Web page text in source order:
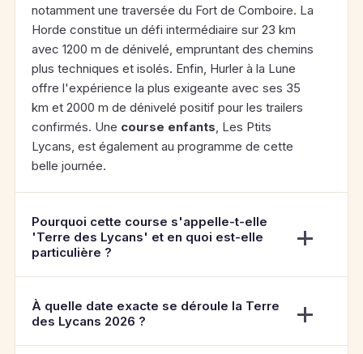
notamment une traversée du Fort de Comboire. La
Horde constitue un défi intermédiaire sur 23 km
avec 1200 m de dénivelé, empruntant des chemins
plus techniques et isolés. Enfin, Hurler à la Lune
offre l'expérience la plus exigeante avec ses 35
km et 2000 m de dénivelé positif pour les trailers
confirmés. Une course enfants, Les Ptits
Lycans, est également au programme de cette
belle journée.
Pourquoi cette course s'appelle-t-elle
'Terre des Lycans' et en quoi est-elle
particulière ?
À quelle date exacte se déroule la Terre
des Lycans 2026 ?